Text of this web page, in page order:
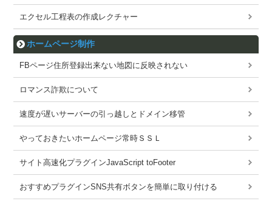
エクセル工程表の作成レクチャー
ホームページ制作
FBページ住所登録出来ない地図に反映されない
ロマンス詐欺について
速度が遅いサーバーの引っ越しとドメイン移管
やっておきたいホームページ常時ＳＳＬ
サイト高速化プラグインJavaScript toFooter
おすすめプラグインSNS共有ボタンを簡単に取り付ける